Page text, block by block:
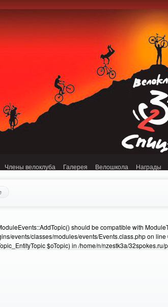
Члены велоклуба Галерея Велошкола Награды
should be compatible with
events/classes/modules/events/Events.class.php on
$oTopic) in /home/n/nzestk3a/